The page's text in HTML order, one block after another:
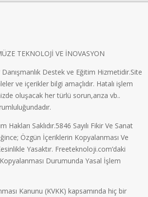
TEKNOLOJİ VE İNOVASYON
Danışmanlık Destek ve Eğitim Hizmetidir.Site
ve içerikler bilgi amaçlıdır. Hatalı işlem
oluşacak her türlü sorun,arıza vb..
Saklıdır.5846 Sayılı Fikir Ve Sanat
Özgün İçeriklerin Kopyalanması Ve
Yasaktır. Freeteknoloji.com’daki
Durumunda Yasal İşlem
Kanunu (KVKK) kapsamında hiç bir